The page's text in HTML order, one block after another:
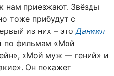
нам приезжают. Звёзды
тоже прибудут с
из них – этоДаниил
по фильмам «Мой
«Мой муж — гений» и
Он покажет